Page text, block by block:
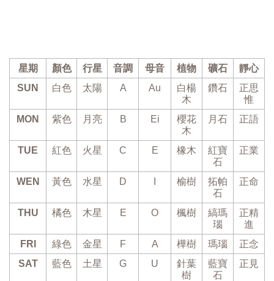
星期 顏色 行星 音調 母音 植物 礦石
靜心
SUN
白色 太陽 A Au
白楊
木
鑽石
正思
惟
MON
紫色 月亮 B Ei
櫻花
木
月石 正語
TUE 紅色 火星 C E 橡木
紅寶
石
正業
WEN 黃色 水星 D 榆樹
拓帕
石
正命
THU 橘色 木星 E O 楓樹
縞瑪
瑙
正精
進
FRI
綠色 金星 F A 樺樹 瑪瑙
正念
SAT
藍色 土星 G U
針葉
樹
藍寶
石
正見